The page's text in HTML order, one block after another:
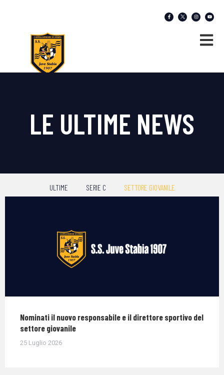
LE ULTIME NEWS
ULTIME SERIE C SETTORE GIOVANILE
Nominati il nuovo responsabile e il direttore sportivo del
settore giovanile
25 Luglio 2026